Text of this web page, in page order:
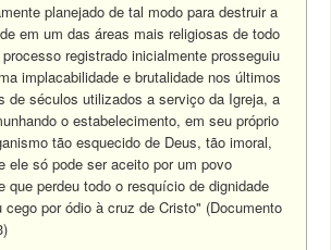
planejado de tal modo para destruir a
em um das áreas mais religiosas de todo
registrado inicialmente prosseguiu
implacabilidade e brutalidade nos últimos
de séculos utilizados a serviço da Igreja, a
o estabelecimento, em seu próprio
tão esquecido de Deus, tão imoral,
ele só pode ser aceito por um povo
que perdeu todo o resquício de dignidade
cego por ódio à cruz de Cristo" (Documento